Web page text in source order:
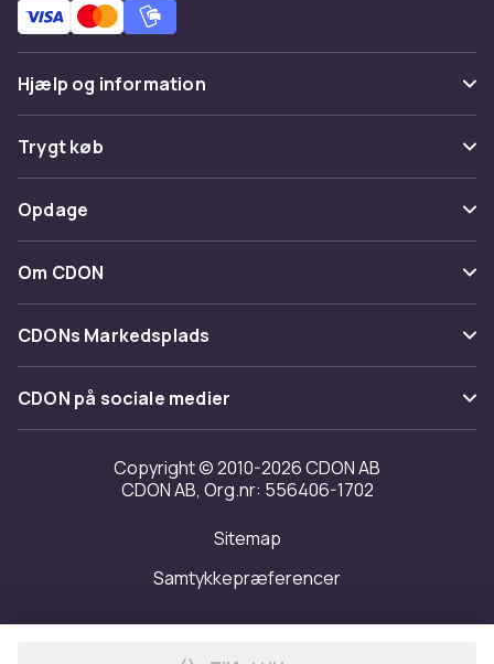
Hjælp og information
Ofte stillede spørgsmål
Spor pakke
Fortryd & returner her
Kontakt os
Trygt køb
Betaling
Levering
Tilbagekaldelser
Opdage
Kategorier
Maerke
Om CDON
Om os
Kundeanmeldelser
Arbejd på CDON
Investor relations
Tilgængelighed
CDONs Markedsplads
Merchant Help Center
CDON på sociale medier
Copyright © 2010-2026 CDON AB
CDON AB, Org.nr: 556406-1702
Sitemap
Samtykkepræferencer